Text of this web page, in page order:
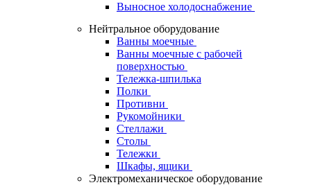
Выносное холодоснабжение
Нейтральное оборудование
Ванны моечные
Ванны моечные с рабочей
поверхностью
Тележка-шпилька
Полки
Противни
Рукомойники
Стеллажи
Столы
Тележки
Шкафы, ящики
Электромеханическое оборудование